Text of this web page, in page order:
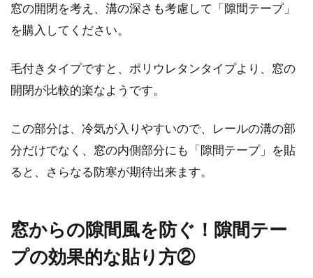
窓の開閉を考え、溝の深さも考慮して「隙間テープ」
を購入してください。
毛付きタイプですと、ポリウレタンタイプより、窓の
開閉が比較的楽なようです。
この部分は、冷気が入りやすいので、レールの溝の部
分だけでなく、窓の内側部分にも「隙間テープ」を貼
ると、さらなる防寒が期待出来ます。
窓からの隙間風を防ぐ！隙間テー
プの効果的な貼り方②